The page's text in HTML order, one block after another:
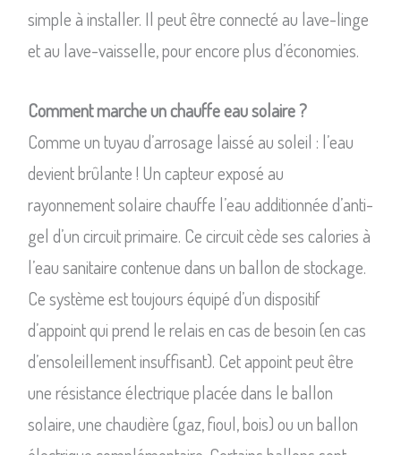
simple à installer. Il peut être connecté au lave-linge
et au lave-vaisselle, pour encore plus d’économies.
Comment marche un chauffe eau solaire ?
Comme un tuyau d’arrosage laissé au soleil : l’eau
devient brûlante ! Un capteur exposé au
rayonnement solaire chauffe l’eau additionnée d’anti-
gel d’un circuit primaire. Ce circuit cède ses calories à
l’eau sanitaire contenue dans un ballon de stockage.
Ce système est toujours équipé d’un dispositif
d’appoint qui prend le relais en cas de besoin (en cas
d’ensoleillement insuffisant). Cet appoint peut être
une résistance électrique placée dans le ballon
solaire, une chaudière (gaz, fioul, bois) ou un ballon